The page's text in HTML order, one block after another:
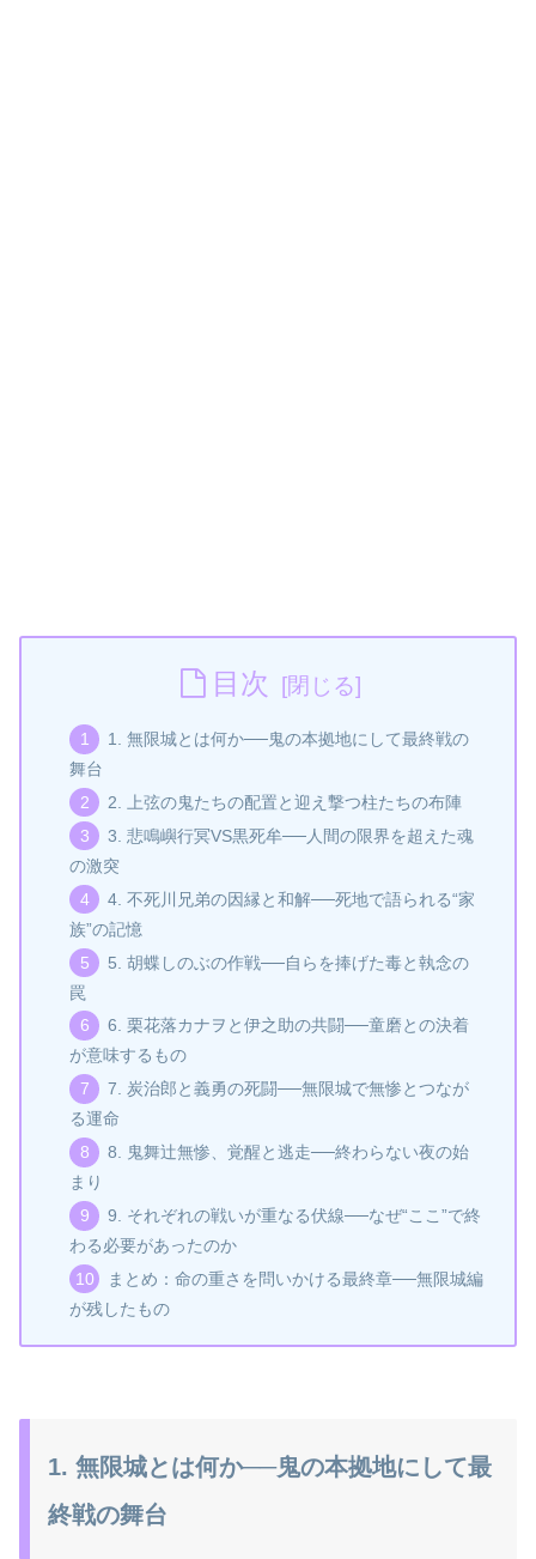
目次
1. 無限城とは何か──鬼の本拠地にして最終戦の
舞台
2. 上弦の鬼たちの配置と迎え撃つ柱たちの布陣
3. 悲鳴嶼行冥VS黒死牟──人間の限界を超えた魂
の激突
4. 不死川兄弟の因縁と和解──死地で語られる“家
族”の記憶
5. 胡蝶しのぶの作戦──自らを捧げた毒と執念の
罠
6. 栗花落カナヲと伊之助の共闘──童磨との決着
が意味するもの
7. 炭治郎と義勇の死闘──無限城で無惨とつなが
る運命
8. 鬼舞辻無惨、覚醒と逃走──終わらない夜の始
まり
9. それぞれの戦いが重なる伏線──なぜ“ここ”で終
わる必要があったのか
まとめ：命の重さを問いかける最終章──無限城編
が残したもの
1. 無限城とは何か──鬼の本拠地にして最
終戦の舞台